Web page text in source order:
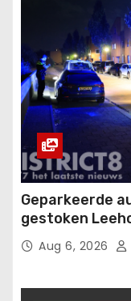
Geparkeerde
gestoken
Aug 6, 2026